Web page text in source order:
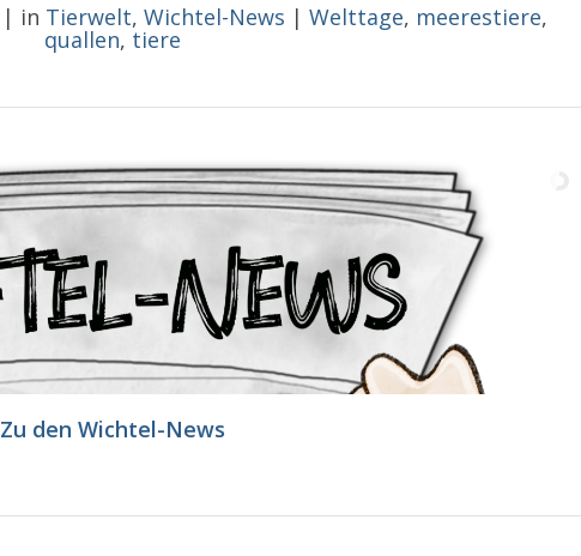
| in Tierwelt, Wichtel-News | Welttage, meerestiere,
quallen, tiere
Zu den Wichtel-News